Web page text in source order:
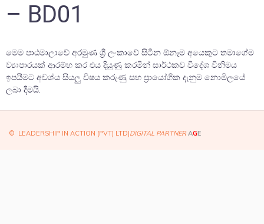
– BD01
මෙම පාඨමාලාවේ අරමුණ ශ්‍රී ලංකාවේ සිටින ඕනෑම අයෙකුට තමාගේම
ව්‍යාපාරයක් ආරම්භ කර එය දියුණු කරමින් සාර්ථකව විදේශ විනිමය
ඉපයීමට අවශ්ය සියලු විෂය කරුණු සහ ප්‍රායෝගික දැනුම නොමිලයේ
ලබා දීමයි.
© LEADERSHIP IN ACTION (PVT) LTD|DIGITAL PARTNER AGE